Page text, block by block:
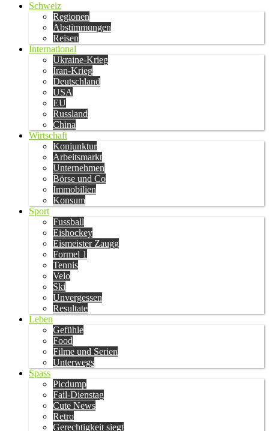
Schweiz
Regionen
Abstimmungen
Reisen
International
Ukraine-Krieg
Iran-Krieg
Deutschland
USA
EU
Russland
China
Wirtschaft
Konjunktur
Arbeitsmarkt
Unternehmen
Börse und Co
Immobilien
Konsum
Sport
Fussball
Eishockey
Eismeister Zaugg
Formel 1
Tennis
Velo
Ski
Unvergessen
Resultate
Leben
Gefühle
Food
Filme und Serien
Unterwegs
Spass
Picdump
Fail-Dienstag
Cute News
Retro
Gerechtigkeit siegt